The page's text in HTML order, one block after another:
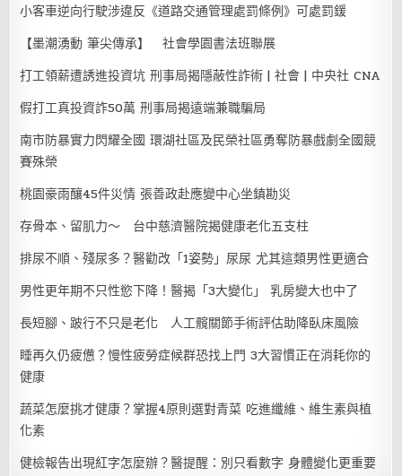
小客車逆向行駛涉違反《道路交通管理處罰條例》可處罰鍰
【墨潮湧動 筆尖傳承】 社會學園書法班聯展
打工領薪遭誘進投資坑 刑事局揭隱蔽性詐術 | 社會 | 中央社 CNA
假打工真投資詐50萬 刑事局揭遠端兼職騙局
南市防暴實力閃耀全國 環湖社區及民榮社區勇奪防暴戲劇全國競
賽殊榮
桃園豪雨釀45件災情 張善政赴應變中心坐鎮勘災
存骨本、留肌力～ 台中慈濟醫院揭健康老化五支柱
排尿不順、殘尿多？醫勸改「1姿勢」尿尿 尤其這類男性更適合
男性更年期不只性慾下降！醫揭「3大變化」 乳房變大也中了
長短腳、跛行不只是老化 人工髖關節手術評估助降臥床風險
睡再久仍疲憊？慢性疲勞症候群恐找上門 3大習慣正在消耗你的
健康
蔬菜怎麼挑才健康？掌握4原則選對青菜 吃進纖維、維生素與植
化素
健檢報告出現紅字怎麼辦？醫提醒：別只看數字 身體變化更重要